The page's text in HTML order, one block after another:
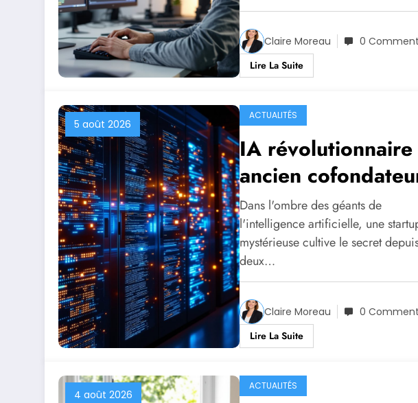
Claire Moreau
0
Lire La Suite
5 août 2026
ACTUALITÉS
IA révolutionnaire
ancien
d’OpenAI défie le
géant avec 6
Dans l'ombre des géants de
l'intelligence artificielle, une
mystérieuse cultive le secret
deux…
Claire Moreau
0
Lire La Suite
4 août 2026
ACTUALITÉS